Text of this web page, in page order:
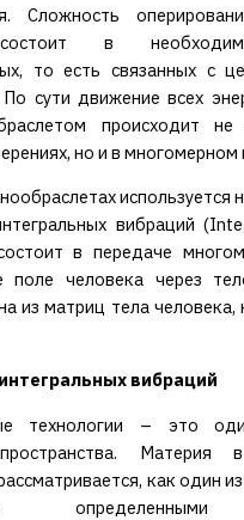
Сложность
в
то есть связанных с
сути движение всех
происходит
но и в многомерном
используется
вибраций
в передаче
поле человека через
из матриц тела
вибраций
технологии – это
Материя
как один
определенными